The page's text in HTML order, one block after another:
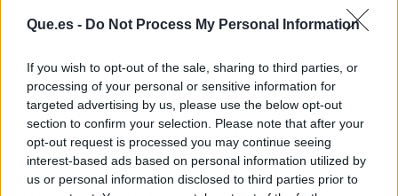
Que.es - Do Not Process My Personal Information
If you wish to opt-out of the sale, sharing to third parties, or
processing of your personal or sensitive information for
targeted advertising by us, please use the below opt-out
section to confirm your selection. Please note that after your
opt-out request is processed you may continue seeing
interest-based ads based on personal information utilized by
us or personal information disclosed to third parties prior to
Viajar de manera segura es importante. Por tal
ventanas y claraboyas a medida, servicio que
proporciona Baie-Car. Si los clientes están
interesados en comprar vidrios de tamaños
específicos, pueden conseguirlo solicitando un
pedido mínimo de 35 unidades. Esta compañía
los preparará usandomateriales de alta gama